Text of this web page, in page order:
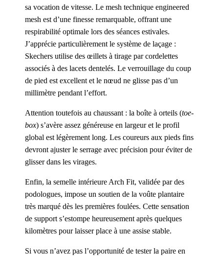
sa vocation de vitesse. Le mesh technique engineered
mesh est d’une finesse remarquable, offrant une
respirabilité optimale lors des séances estivales.
J’apprécie particulièrement le système de laçage :
Skechers utilise des œillets à tirage par cordelettes
associés à des lacets dentelés. Le verrouillage du coup
de pied est excellent et le nœud ne glisse pas d’un
millimètre pendant l’effort.
Attention toutefois au chaussant : la boîte à orteils (toe-
box) s’avère assez généreuse en largeur et le profil
global est légèrement long. Les coureurs aux pieds fins
devront ajuster le serrage avec précision pour éviter de
glisser dans les virages.
Enfin, la semelle intérieure Arch Fit, validée par des
podologues, impose un soutien de la voûte plantaire
très marqué dès les premières foulées. Cette sensation
de support s’estompe heureusement après quelques
kilomètres pour laisser place à une assise stable.
Si vous n’avez pas l’opportunité de tester la paire en